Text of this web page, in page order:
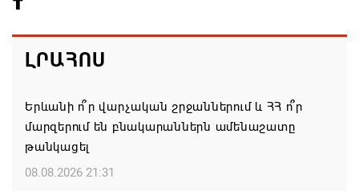
ԼՐԱՀՈՍ
Երևանի ո՞ր վարչական շրջաններում և ՀՀ ո՞ր
մարզերում են բնակարաններն ամենաշատը
թանկացել
08.08.2026 21:31